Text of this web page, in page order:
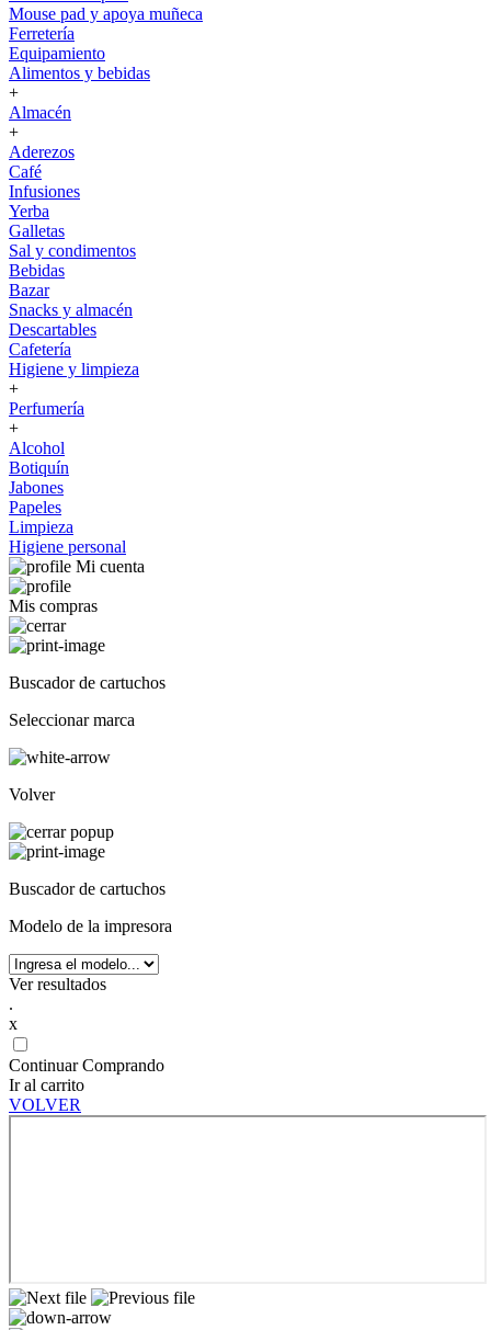
Mouse pad y apoya muñeca
Ferretería
Equipamiento
Alimentos y bebidas
+
Almacén
+
Aderezos
Café
Infusiones
Yerba
Galletas
Sal y condimentos
Bebidas
Bazar
Snacks y almacén
Descartables
Cafetería
Higiene y limpieza
+
Perfumería
+
Alcohol
Botiquín
Jabones
Papeles
Limpieza
Higiene personal
Mi cuenta
Mis compras
Buscador de cartuchos
Seleccionar marca
Volver
Buscador de cartuchos
Modelo de la impresora
Ver resultados
.
x
Continuar Comprando
Ir al carrito
VOLVER